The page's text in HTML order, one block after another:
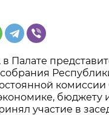
в Палате
комиссии
бюджету
участие в